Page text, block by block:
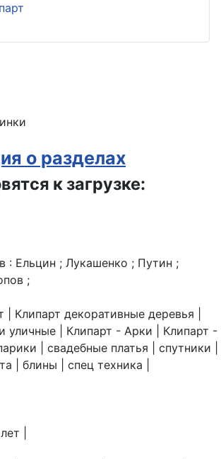
о разделах
к загрузке:
: Ельцин ; Лукашенко ; Путин ;
;
Клипарт декоративные деревья |
уличные | Клипарт - Арки | Клипарт -
| свадебные платья | спутники |
| блины | спец техника |
|